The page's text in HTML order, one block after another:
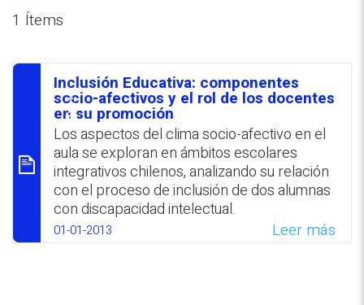
REPOSITORIO EN LÍNEA DE
CONTENIDOS ACADÉMICOS SOBRE
EDUCACIÓN Y FORMACIÓN DEL
PROFESORADO
1 Ítems
סיכום
Inclusión Educativa: componentes
socio-afectivos y el rol de los docentes
en su promoción
Los aspectos del clima socio-afectivo en el
aula se exploran en ámbitos escolares
integrativos chilenos, analizando su relación
con el proceso de inclusión de dos alumnas
con discapacidad intelectual.
WhatsApp
Facebook
Twitter
Email
01-01-2013 Leer más